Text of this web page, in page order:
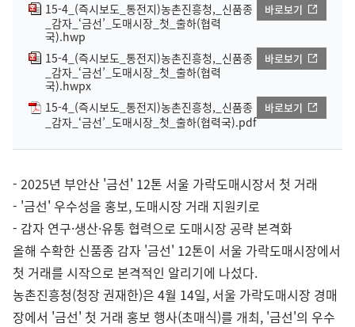
15-4_(즉시보도_통전지)농촌진흥청,_신품종
_감자_‘금선’_도매시장_첫_출하(협력
국).hwp
바로보기
15-4_(즉시보도_통전지)농촌진흥청,_신품종
_감자_‘금선’_도매시장_첫_출하(협력
국).hwpx
바로보기
15-4_(즉시보도_통전지)농촌진흥청,_신품종
_감자_‘금선’_도매시장_첫_출하(협력국).pdf
바로보기
- 2025년 부안산 '금선' 12톤 서울 가락도매시장서 첫 거래
- '금선' 우수성을 홍보, 도매시장 거래 지원키로
- 감자 연구·생산·유통 협력으로 도매시장 공략 본격화
올해 수확한 신품종 감자 '금선' 12톤이 서울 가락도매시장에서
첫 거래를 시작으로 본격적인 알리기에 나섰다.
농촌진흥청(청장 권재한)은 4월 14일, 서울 가락도매시장 경매
장에서 '금선' 첫 거래 홍보 행사(초매식)를 개최, '금선'의 우수